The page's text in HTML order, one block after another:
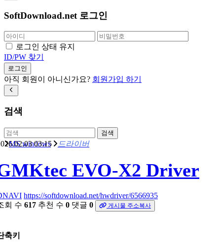
SoftDownload.net 로그인
로그인 상태 유지
ID/PW 찾기
로그인
아직 회원이 아니신가요? 회원가입 하기
검색
검색
MS windows 드라이버
03:15
EVO-X2 Driver
https://softdownload.net/hwdriver/6566935
회 수 617 추천 수 0 댓글 0 게시물 주소복사
축키